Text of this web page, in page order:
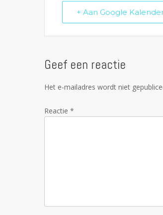
+ Aan Google
Geef een reactie
Het e-mailadres wordt niet
Reactie *